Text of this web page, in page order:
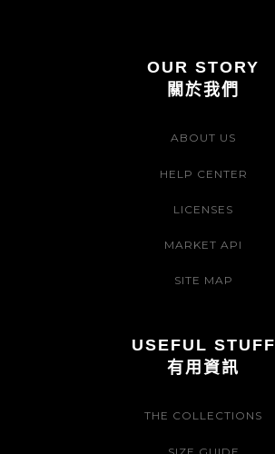
OUR STORY
關於我們
ABOUT US
HELP CENTER
LICENSES
MARKET API
SITE MAP
USEFUL STUFF
有用資訊
THE COLLECTIONS